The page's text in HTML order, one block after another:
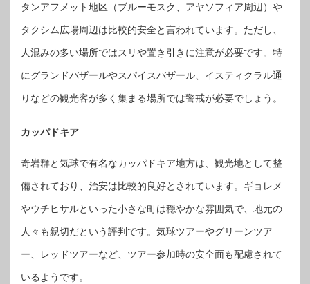
タンアフメット地区（ブルーモスク、アヤソフィア周辺）や
タクシム広場周辺は比較的安全と言われています。ただし、
人混みの多い場所ではスリや置き引きに注意が必要です。特
にグランドバザールやスパイスバザール、イスティクラル通
りなどの観光客が多く集まる場所では警戒が必要でしょう。
カッパドキア
奇岩群と気球で有名なカッパドキア地方は、観光地として整
備されており、治安は比較的良好とされています。ギョレメ
やウチヒサルといった小さな町は穏やかな雰囲気で、地元の
人々も親切だという評判です。気球ツアーやグリーンツア
ー、レッドツアーなど、ツアー参加時の安全面も配慮されて
いるようです。